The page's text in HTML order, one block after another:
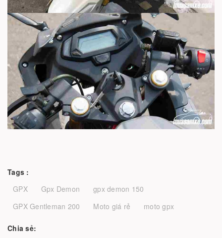
Tags :
GPX
Gpx Demon
gpx demon 150
GPX Gentleman 200
Moto giá rẻ moto gpx
Chia sẻ: